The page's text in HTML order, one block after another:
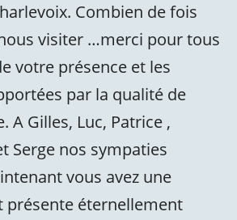
Combien de fois
visiter …merci pour tous
votre présence et les
par la qualité de
A Gilles, Luc, Patrice ,
Serge nos sympaties
vous avez une
présente éternellement